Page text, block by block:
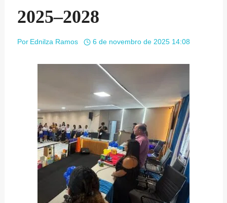
2025–2028
Por Ednilza Ramos 6 de novembro de 2025 14:08